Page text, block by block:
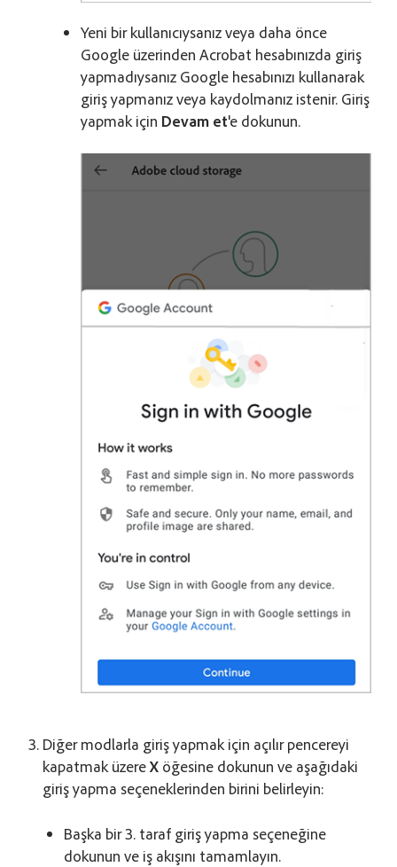
Yeni bir kullanıcıysanız veya daha önce
Google üzerinden Acrobat hesabınızda giriş
yapmadıysanız Google hesabınızı kullanarak
giriş yapmanız veya kaydolmanız istenir. Giriş
yapmak için Devam et'e dokunun.
Diğer modlarla giriş yapmak için açılır pencereyi
kapatmak üzereX öğesine dokunun ve aşağıdaki
giriş yapma seçeneklerinden birini belirleyin:
Başka bir 3. taraf giriş yapma seçeneğine
dokunun ve iş akışını tamamlayın.